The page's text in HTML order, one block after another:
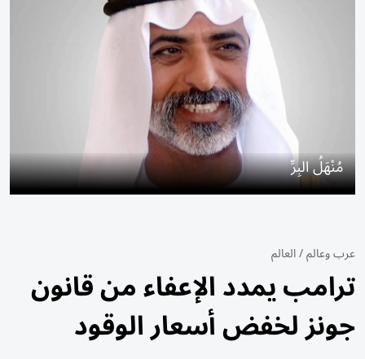
مُنْهَلُ البِرِّ
عرب وعالم/العالم
ترامب يمدد الإعفاء من قانون
جونز لخفض أسعار الوقود